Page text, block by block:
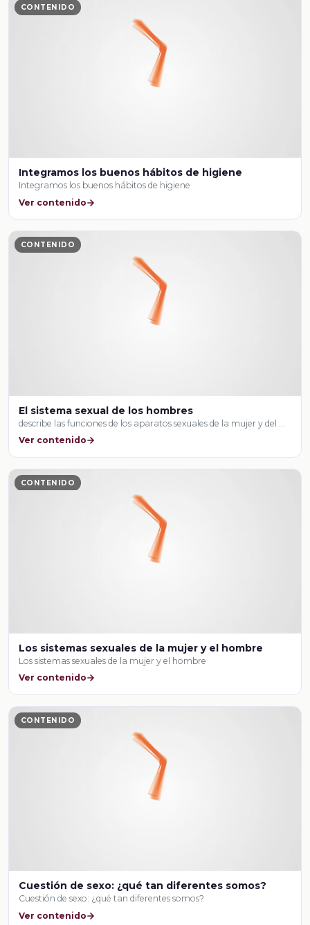
CONTENIDO
Integramos los buenos hábitos de higiene
Integramos los buenos hábitos de higiene
Ver contenido
CONTENIDO
El sistema sexual de los hombres
describe las funciones de los aparatos sexuales de la mujer y del …
Ver contenido
CONTENIDO
Los sistemas sexuales de la mujer y el hombre
Los sistemas sexuales de la mujer y el hombre
Ver contenido
CONTENIDO
Cuestión de sexo: ¿qué tan diferentes somos?
Cuestión de sexo: ¿qué tan diferentes somos?
Ver contenido